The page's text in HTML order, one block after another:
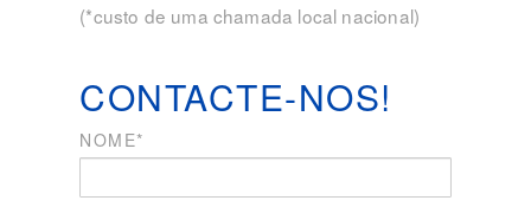
CONTACTE-NOS!
NOME*
(*custo de uma chamada local nacional)